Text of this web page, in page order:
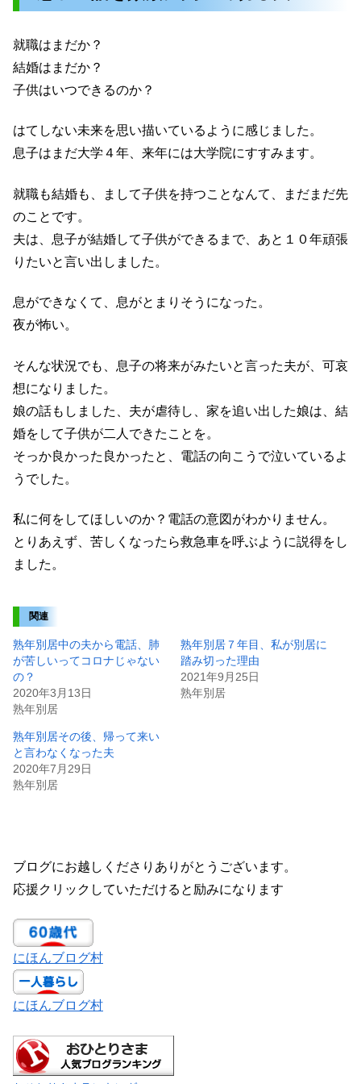
就職はまだか？
結婚はまだか？
子供はいつできるのか？
はてしない未来を思い描いているように感じました。
息子はまだ大学４年、来年には大学院にすすみます。
就職も結婚も、まして子供を持つことなんて、まだまだ先
のことです。
夫は、息子が結婚して子供ができるまで、あと１０年頑張
りたいと言い出しました。
息ができなくて、息がとまりそうになった。
夜が怖い。
そんな状況でも、息子の将来がみたいと言った夫が、可哀
想になりました。
娘の話もしました、夫が虐待し、家を追い出した娘は、結
婚をして子供が二人できたことを。
そっか良かった良かったと、電話の向こうで泣いているよ
うでした。
私に何をしてほしいのか？電話の意図がわかりません。
とりあえず、苦しくなったら救急車を呼ぶように説得をし
ました。
関連
熟年別居中の夫から電話、肺
が苦しいってコロナじゃない
の？
2020年3月13日
熟年別居
熟年別居７年目、私が別居に
踏み切った理由
2021年9月25日
熟年別居
熟年別居その後、帰って来い
と言わなくなった夫
2020年7月29日
熟年別居
ブログにお越しくださりありがとうございます。
応援クリックしていただけると励みになります
にほんブログ村
にほんブログ村